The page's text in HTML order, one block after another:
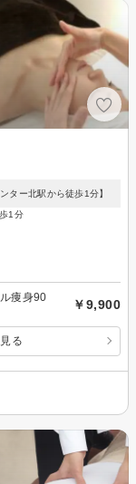
ター北駅から徒歩1分】
1分
痩身90
￥9,900
る